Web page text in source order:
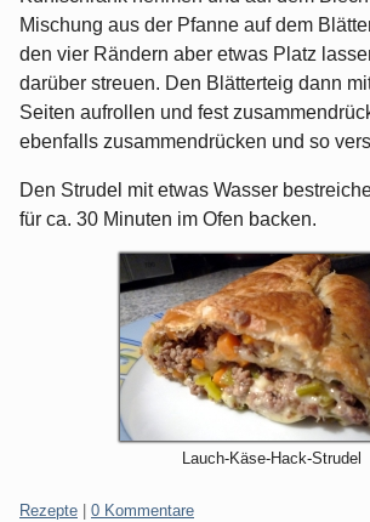
Mischung aus der Pfanne auf dem
den vier Rändern aber etwas Platz
darüber streuen. Den Blätterteig dann
Seiten aufrollen und fest
ebenfalls zusammendrücken und so
Den Strudel mit etwas Wasser
für ca. 30 Minuten im Ofen backen.
Lauch-Käse-Hack-Strudel
Kategorien:
Rezepte 0 Kommentare